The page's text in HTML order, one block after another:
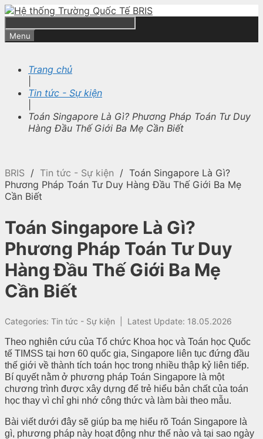
Skip
content
Search
Menu
Trang chủ
Tin tức - Sự kiện
Toán Singapore Là Gì? Phương Pháp Toán Tư Duy
Hàng Đầu Thế Giới Ba Mẹ Cần Biết
BRIS / Tin tức - Sự kiện / Toán Singapore Là Gì?
Phương Pháp Toán Tư Duy Hàng Đầu Thế Giới Ba Mẹ
Cần Biết
Toán Singapore Là Gì?
Phương Pháp Toán Tư Duy
Hàng Đầu Thế Giới Ba Mẹ
Cần Biết
Categories: Tin tức - Sự kiện Latest Update: 18.05.2026
Theo nghiên cứu của Tổ chức Khoa học và Toán học Quốc
tế TIMSS tại hơn 60 quốc gia, Singapore liên tục đứng đầu
thế giới về thành tích toán học trong nhiều thập kỷ liên tiếp.
Bí quyết nằm ở phương pháp Toán Singapore là một
chương trình được xây dựng để trẻ hiểu bản chất của toán
học thay vì chỉ ghi nhớ công thức và làm bài theo mẫu.
Bài viết dưới đây sẽ giúp ba mẹ hiểu rõ Toán Singapore là
gì, phương pháp này hoạt động như thế nào và tại sao ngày